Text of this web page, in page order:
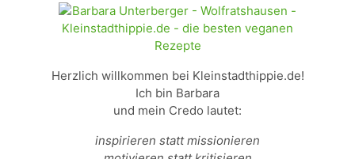
Herzlich willkommen bei Kleinstadthippie.de!
Ich bin Barbara
und mein Credo lautet:
inspirieren statt missionieren